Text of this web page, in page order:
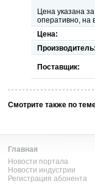
Цена указана
оперативно, на
Цена:
Производитель:
Поставщик:
Смотрите также по
Главная
Новости портала
Новости индустрии
Регистрация абонента